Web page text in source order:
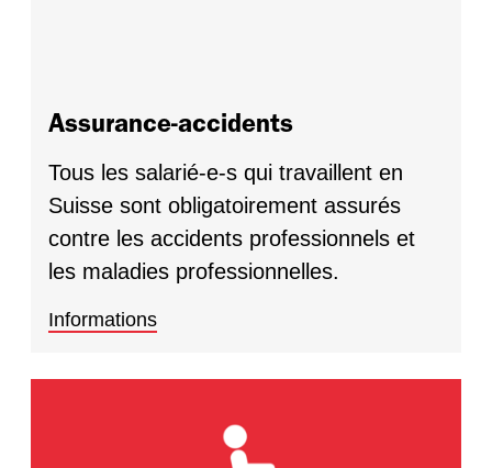
Assurance-accidents
Tous les salarié-e-s qui travaillent en
Suisse sont obligatoirement assurés
contre les accidents professionnels et
les maladies professionnelles.
Informations